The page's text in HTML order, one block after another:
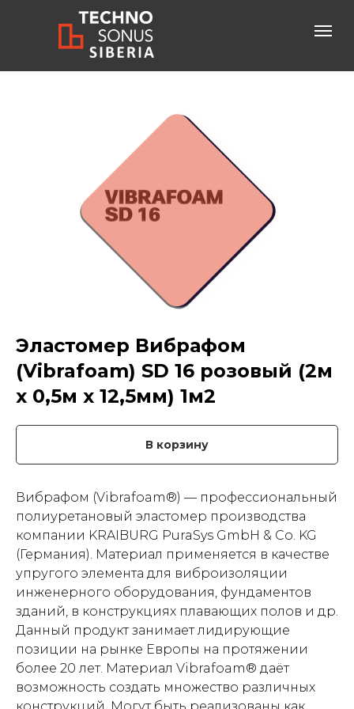
Консультация специалиста
бесплатный звонок по России
Эластомер Вибрафом
(Vibrafoam) SD 16 розовый (2м
х 0,5м x 12,5мм) 1м2
В корзину
Вибрафом (Vibrafoam®) — профессиональный
полиуретановый эластомер производства
компании KRAIBURG PuraSys GmbH & Co. KG
(Германия). Материал применяется в качестве
упругого элемента для виброизоляции
инженерного оборудования, фундаментов
зданий, в конструкциях плавающих полов и др.
Данный продукт занимает лидирующие
позиции на рынке Европы на протяжении
более 20 лет. Материал Vibrafoam® даёт
возможность создать множество различных